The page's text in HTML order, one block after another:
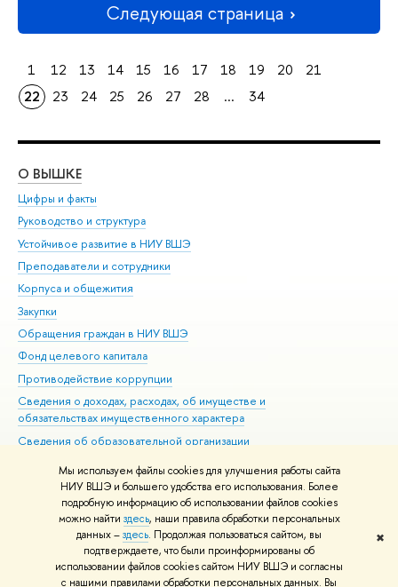
Мы используем файлы cookies для улучшения работы сайта
НИУ ВШЭ и большего удобства его использования. Более
подробную информацию об использовании файлов cookies
можно найти здесь, наши правила обработки персональных
данных –здесь. Продолжая пользоваться сайтом, вы
подтверждаете, что были проинформированы об
использовании файлов cookies сайтом НИУ ВШЭ и согласны
с нашими правилами обработки персональных данных. Вы
✖
Следующая страница
1 12 13 14 15 16 17 18 19 20
21
22
23 24 25 26 27 28 ... 34
О ВЫШКЕ
Цифры и факты
Руководство и структура
Устойчивое развитие в НИУ ВШЭ
Преподаватели и сотрудники
Корпуса и общежития
Закупки
Обращения граждан в НИУ ВШЭ
Фонд целевого капитала
Противодействие коррупции
Сведения о доходах, расходах, об имуществе и
обязательствах имущественного характера
Сведения об образовательной организации
Людям с ограниченными возможностями здоровья
Единая платежная страница
Работа в Вышке
© НИУ ВШЭ 1993–2026 Адреса и контакты Условия использования
материалов Политика конфиденциальности Карта сайта